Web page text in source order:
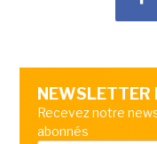
NEWSLETTER
Recevez notre
abonnés